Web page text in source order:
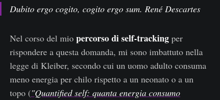
Dubito ergo cogito, cogito ergo sum. René Descartes
Nel corso del mio percorso di self-tracking per
rispondere a questa domanda, mi sono imbattuto nella
legge di Kleiber, secondo cui un uomo adulto consuma
meno energia per chilo rispetto a un neonato o a un
topo ("Quantified self: quanta energia consumo